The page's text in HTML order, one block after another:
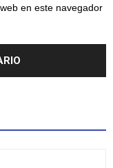
en este navegador